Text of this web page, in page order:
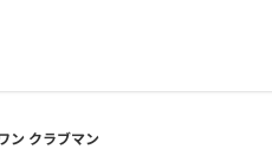
ン クラブマン